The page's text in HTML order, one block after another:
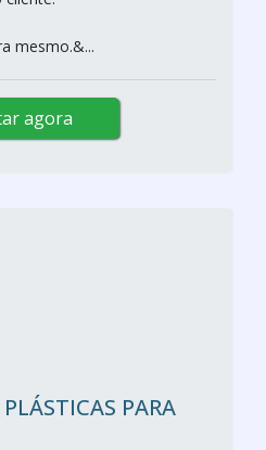
mesmo.&...
agora
PARA